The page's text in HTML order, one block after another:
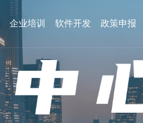
企业培训 软件开发 政策申报